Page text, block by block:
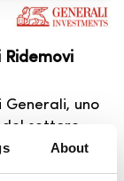
About
Ridemovi
Generali, uno
settore…